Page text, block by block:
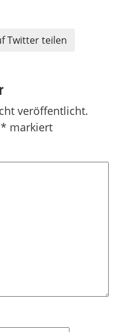
Twitter teilen
veröffentlicht.
* markiert